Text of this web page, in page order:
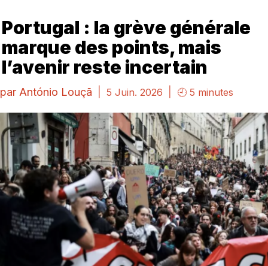
Portugal : la grève générale
marque des points, mais
l’avenir reste incertain
par António Louçã 5 Juin. 2026 🕘 5 minutes